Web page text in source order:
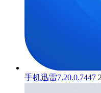
手机迅雷7.20.0.7447